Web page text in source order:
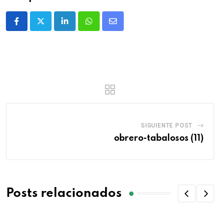
SIGUIENTE POST
obrero-tabalosos (11)
Posts relacionados